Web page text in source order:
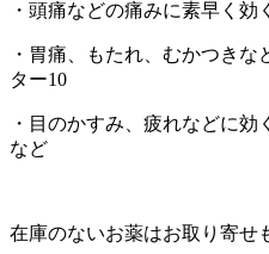
・頭痛などの痛みに素早く
・胃痛、もたれ、むかつき
ター10
・目のかすみ、疲れな
など
在庫のないお薬はお取り寄せ